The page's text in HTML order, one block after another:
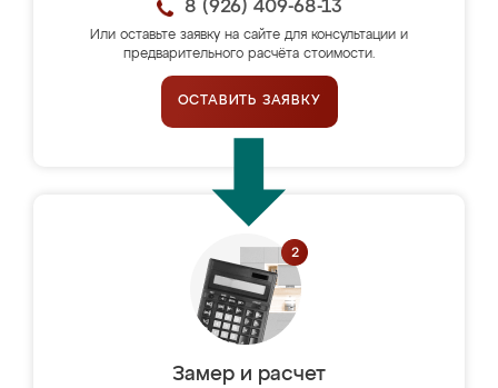
8 (926) 409-68-13
Или оставьте заявку на сайте для консультации и
предварительного расчёта стоимости.
ОСТАВИТЬ ЗАЯВКУ
Замер и расчет